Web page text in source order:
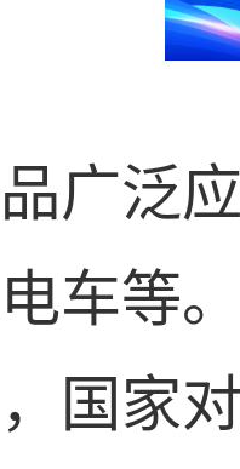
广泛
车等
国家